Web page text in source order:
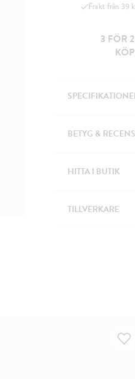
Frakt från 39
3 FÖR
BETYG &
HITTA I BUTIK
TILLVERKARE